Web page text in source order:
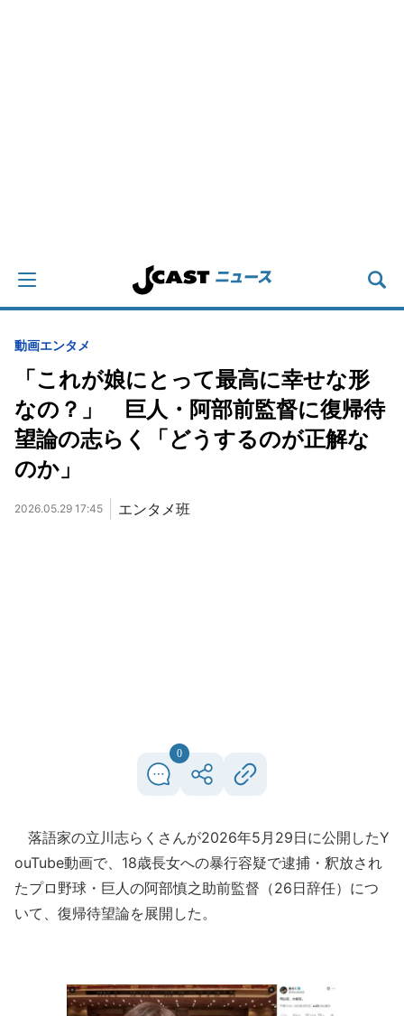
動画エンタメ
「これが娘にとって最高に幸せな形
なの？」 巨人・阿部前監督に復帰待
望論の志らく「どうするのが正解な
のか」
2026.05.29 17:45 エンタメ班
0
落語家の立川志らくさんが2026年5月29日に公開したY
ouTube動画で、18歳長女への暴行容疑で逮捕・釈放され
たプロ野球・巨人の阿部慎之助前監督（26日辞任）につ
いて、復帰待望論を展開した。